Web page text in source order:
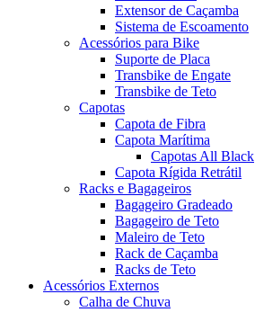
Extensor de Caçamba
Sistema de Escoamento
Acessórios para Bike
Suporte de Placa
Transbike de Engate
Transbike de Teto
Capotas
Capota de Fibra
Capota Marítima
Capotas All Black
Capota Rígida Retrátil
Racks e Bagageiros
Bagageiro Gradeado
Bagageiro de Teto
Maleiro de Teto
Rack de Caçamba
Racks de Teto
Acessórios Externos
Calha de Chuva